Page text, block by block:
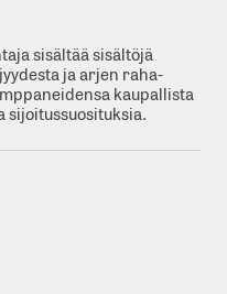
sisältää sisältöjä
ja arjen raha-
kaupallista
sijoitussuosituksia.